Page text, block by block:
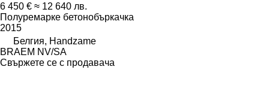
6 450 € ≈ 12 640 лв.
Полуремарке бетонобъркачка
2015
Белгия, Handzame
BRAEM NV/SA
Свържете се с продавача